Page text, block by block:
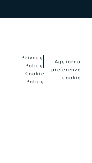
Privacy
Policy
Cookie
Policy
Aggiorna
preferenze
cookie